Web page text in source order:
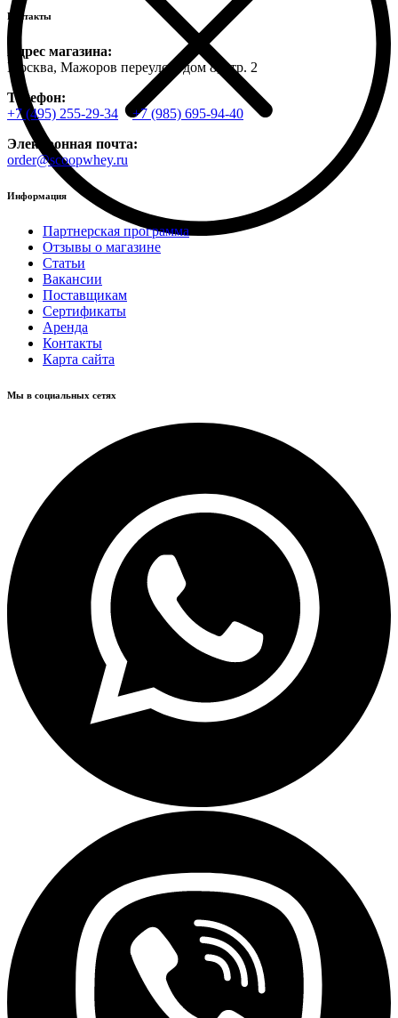
Контакты
Адрес магазина:
Москва, Мажоров переулок, дом 8, стр. 2
Телефон:
+7 (495) 255-29-34
+7 (985) 695-94-40
Электронная почта:
order@scoopwhey.ru
Информация
Партнерская программа
Отзывы о магазине
Статьи
Вакансии
Поставщикам
Сертификаты
Аренда
Контакты
Карта сайта
Мы в социальных сетях